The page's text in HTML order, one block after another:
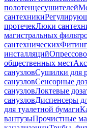
полотенцесушителей
сантехники
протечекЛюки
магистральных
сантехнических
инсталляций
общественных мест
санузловСушилки для
санузловСенсорные
санузловЛоктевые
санузловДиспенсеры
для туалетной бумаги
вантузыПрочистные